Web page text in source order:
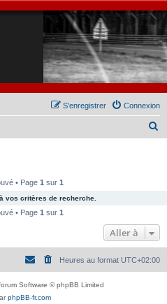
Connexion
S’enregistrer
c
e
• Page 1 sur 1
vos critères de recherche.
• Page 1 sur 1
Aller à
Heures au format UTC+02:00
Software © phpBB Limited
phpBB-fr.com